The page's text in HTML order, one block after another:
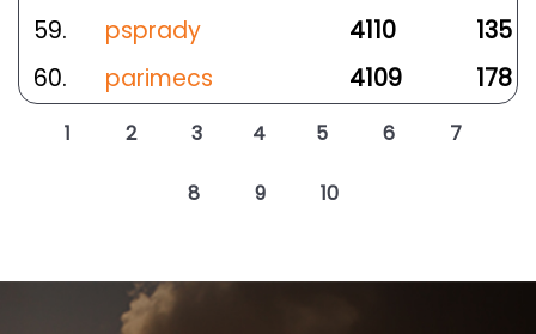
59.
psprady 4110
135
60.
parimecs 4109 178
1 2 3 4 5 6 7
8 9 10